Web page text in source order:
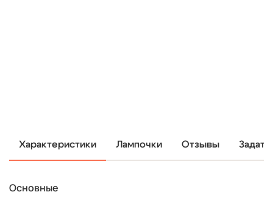
Характеристики Лампочки Отзывы
Основные